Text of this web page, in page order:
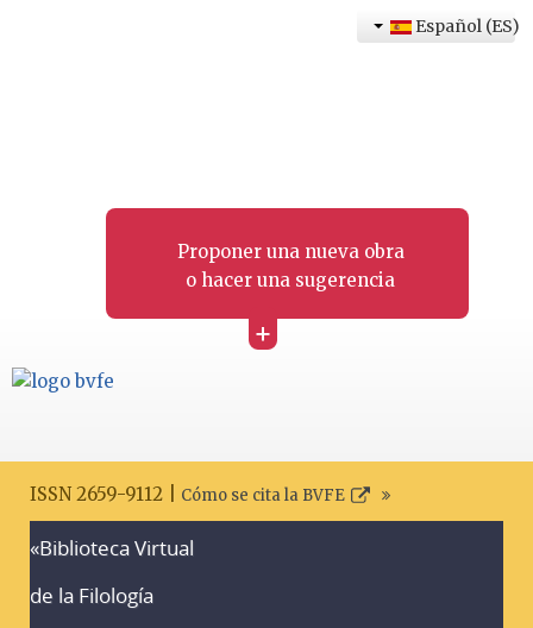
Proponer una nueva obra
o hacer una sugerencia
+
Español (ES)
ISSN 2659-9112 | Cómo se cita la BVFE
«Biblioteca Virtual
de la Filología